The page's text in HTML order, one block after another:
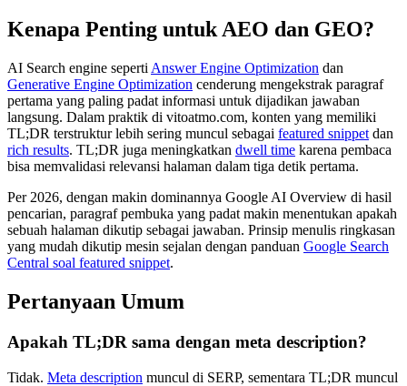
Kenapa Penting untuk AEO dan GEO?
AI Search engine seperti Answer Engine Optimization dan
Generative Engine Optimization cenderung mengekstrak paragraf
pertama yang paling padat informasi untuk dijadikan jawaban
langsung. Dalam praktik di vitoatmo.com, konten yang memiliki
TL;DR terstruktur lebih sering muncul sebagai featured snippet dan
rich results. TL;DR juga meningkatkan dwell time karena pembaca
bisa memvalidasi relevansi halaman dalam tiga detik pertama.
Per 2026, dengan makin dominannya Google AI Overview di hasil
pencarian, paragraf pembuka yang padat makin menentukan apakah
sebuah halaman dikutip sebagai jawaban. Prinsip menulis ringkasan
yang mudah dikutip mesin sejalan dengan panduan Google Search
Central soal featured snippet.
Pertanyaan Umum
Apakah TL;DR sama dengan meta description?
Tidak. Meta description muncul di SERP, sementara TL;DR muncul